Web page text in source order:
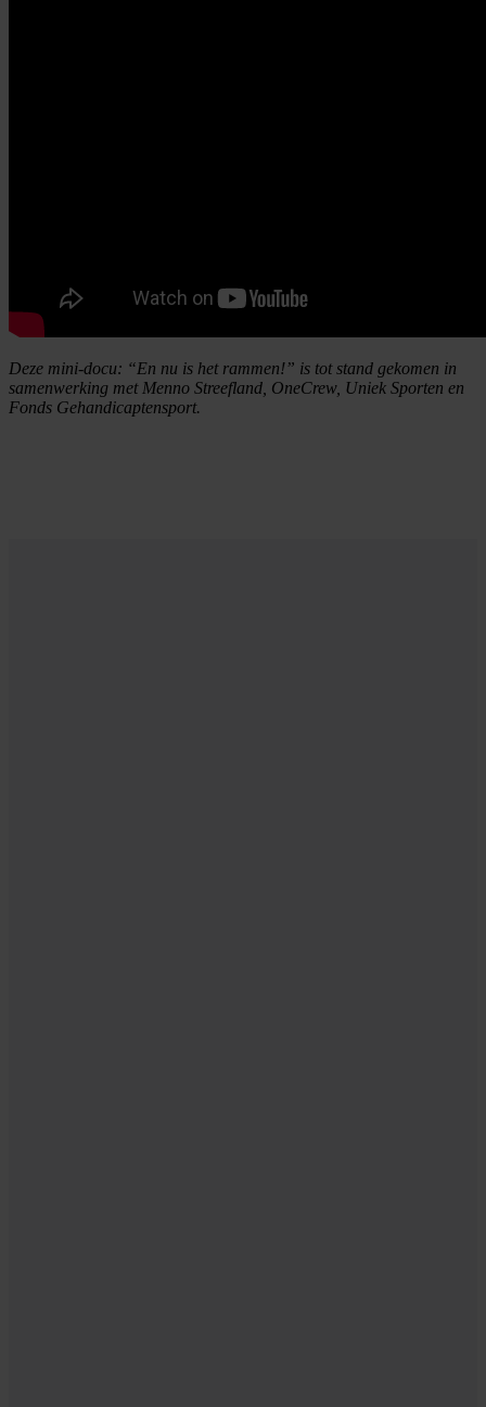
Deze mini-docu: “En nu is het rammen!” is tot stand gekomen in
samenwerking met Menno Streefland, OneCrew, Uniek Sporten en
Fonds Gehandicaptensport.